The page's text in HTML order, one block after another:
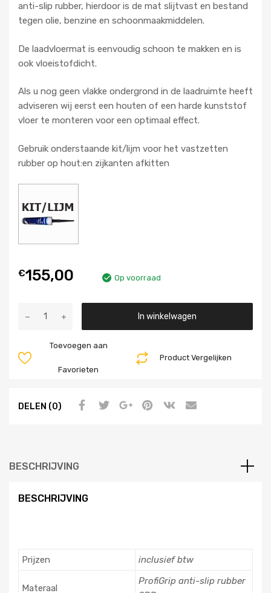
anti-slip rubber, hierdoor is de mat slijtvast en bestand
tegen olie, benzine en schoonmaakmiddelen.
De laadvloermat is eenvoudig schoon te makken en is
ook vloeistofdicht.
Als u nog geen vlakke ondergrond in de laadruimte heeft
adviseren wij eerst een houten of een harde kunststof
vloer te monteren voor een optimaal effect.
Gebruik onderstaande kit/lijm voor het vastzetten
rubber op hout:en zijkanten afkitten
€155,00 Op voorraad
In winkelwagen
Product Vergelijken
Toevoegen aan
Favorieten
DELEN (0)
BESCHRIJVING
BESCHRIJVING
Prijzen inclusief btw
Materaal
ProfiGrip anti-slip rubber